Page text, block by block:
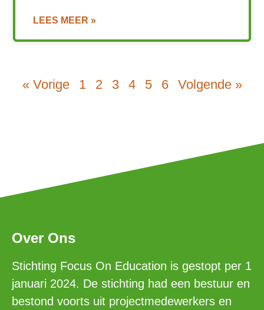
LEES MEER »
« Vorige 1 2 3 4 5 6 Volgende »
Over Ons
Stichting Focus On Education is gestopt per 1
januari 2024. De stichting had een bestuur en
bestond voorts uit projectmedewerkers en